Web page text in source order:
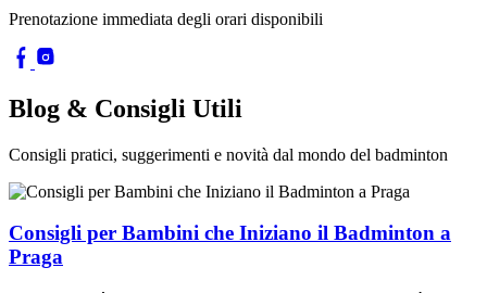
Prenotazione immediata degli orari disponibili
Blog & Consigli Utili
Consigli pratici, suggerimenti e novità dal mondo del badminton
Consigli per Bambini che Iniziano il Badminton a
Praga